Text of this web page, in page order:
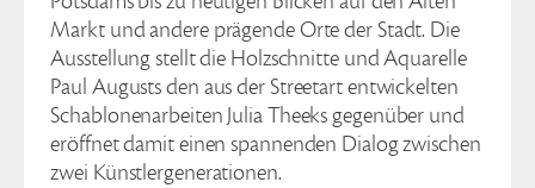
Markt und andere prägende Orte der Stadt. Die
Ausstellung stellt die Holzschnitte und Aquarelle
Paul Augusts den aus der Streetart entwickelten
Schablonenarbeiten Julia Theeks gegenüber und
eröffnet damit einen spannenden Dialog zwischen
zwei Künstlergenerationen.